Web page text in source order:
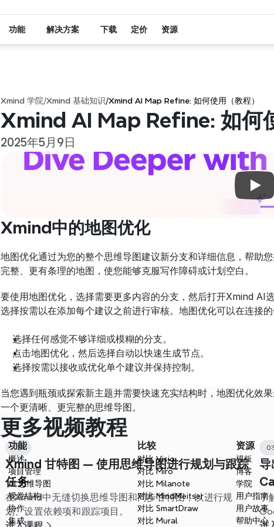
Xmind 学院/Xmind 基础知识/Xmind AI Map Refine: 如何使用（教程）
Xmind AI Map Refine: 如何
2025年5月9日
Xmind中的地图优化
地图优化通过为您的整个思维导图建议新分支和详细信息，帮助
完整、更有条理的地图，使您能够克服写作障碍或计划空白。
要使用地图优化，选择需要更多内容的分支，然后打开Xmind AI
选择按需以在添加每个建议之前进行审核。地图优化可以在连接
选择任何感觉不够详细或模糊的分支。
点击地图优化，然后选择自动以快速生成节点。
选择按需以接收或优化单个建议并保持控制。
当您遇到瓶颈或探索新主题并需要快速充实结构时，地图优化效
一个更清晰、更完整的思维导图。
更多视频教程
1:34
Xmind 甘特图 — 使用思维导图进行规划与跟踪
任务
在Xmind中无缝切换思维导图和同步甘特图，以进行规
划、设置依赖项和跟踪项目。
了
功能
概述
项目管理
AI 思维导图
视觉结构
协作
集成
比较
对比 Visio
对比 Miro
对比 Milanote
对比 MindMeitser
对比 SmartDraw
对比 Mural
资源
模板
博客
学院
用户指南
用户故事
帮助中心
功能 解决方案 下载 定价 资源